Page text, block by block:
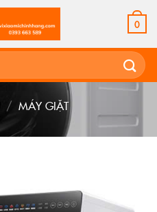
0
/ MÁY GIẶT